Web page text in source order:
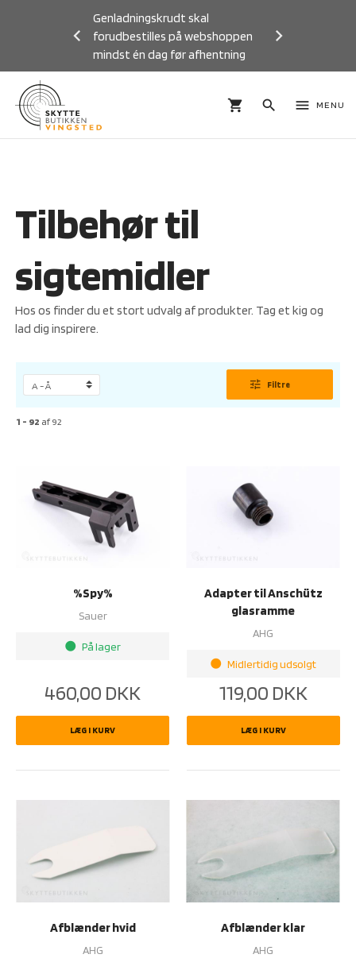
Genladningskrudt skal
forudbestilles på webshoppen
mindst én dag før afhentning
Previous
shopping_cart search menu MENU
Tilbehør til
sigtemidler
Hos os finder du et stort udvalg af produkter. Tag et kig og
lad dig inspirere.
tune Filtre
1 - 92 af92
%Spy%
Sauer
brightness_1 På lager
460,00 DKK
LÆG I KURV
Adapter til Anschütz
glasramme
AHG
brightness_1 Midlertidig udsolgt
119,00 DKK
LÆG I KURV
Afblænder hvid
AHG
Afblænder klar
AHG